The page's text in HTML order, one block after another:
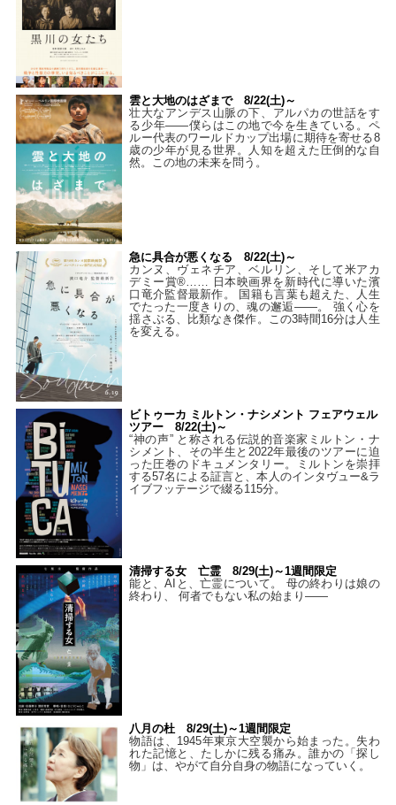
雲と大地のはざまで 8/22(土)～
壮大なアンデス山脈の下、アルパカの世話をす
る少年――僕らはこの地で今を生きている。ペ
ルー代表のワールドカップ出場に期待を寄せる8
歳の少年が見る世界。人知を超えた圧倒的な自
然。この地の未来を問う。
急に具合が悪くなる 8/22(土)～
カンヌ、ヴェネチア、ベルリン、そして米アカ
デミー賞®…… 日本映画界を新時代に導いた濱
口竜介監督最新作。 国籍も言葉も超えた、人生
でたった一度きりの、魂の邂逅――。 強く心を
揺さぶる、比類なき傑作。この3時間16分は人生
を変える。
ビトゥーカ ミルトン・ナシメント フェアウェル
ツアー 8/22(土)～
“神の声” と称される伝説的音楽家ミルトン・ナ
シメント、その半生と2022年最後のツアーに迫
った圧巻のドキュメンタリー。ミルトンを崇拝
する57名による証言と、本人のインタヴュー&ラ
イブフッテージで綴る115分。
清掃する女 亡霊 8/29(土)～1週間限定
能と、AIと、亡霊について。 母の終わりは娘の
終わり、 何者でもない私の始まり――
八月の杜 8/29(土)～1週間限定
物語は、1945年東京大空襲から始まった。失わ
れた記憶と、たしかに残る痛み。誰かの「探し
物」は、やがて自分自身の物語になっていく。